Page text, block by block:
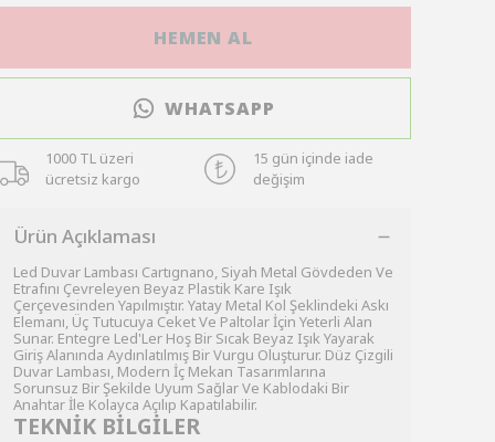
HEMEN AL
WHATSAPP
1000 TL üzeri
ücretsiz kargo
15 gün içinde iade
değişim
Ürün Açıklaması
Led Duvar Lambası Cartıgnano, Siyah Metal Gövdeden Ve
Etrafını Çevreleyen Beyaz Plastik Kare Işık
Çerçevesinden Yapılmıştır. Yatay Metal Kol Şeklindeki Askı
Elemanı, Üç Tutucuya Ceket Ve Paltolar İçin Yeterli Alan
Sunar. Entegre Led'Ler Hoş Bir Sıcak Beyaz Işık Yayarak
Giriş Alanında Aydınlatılmış Bir Vurgu Oluşturur. Düz Çizgili
Duvar Lambası, Modern İç Mekan Tasarımlarına
Sorunsuz Bir Şekilde Uyum Sağlar Ve Kablodaki Bir
Anahtar İle Kolayca Açılıp Kapatılabilir.
TEKNİK BİLGİLER